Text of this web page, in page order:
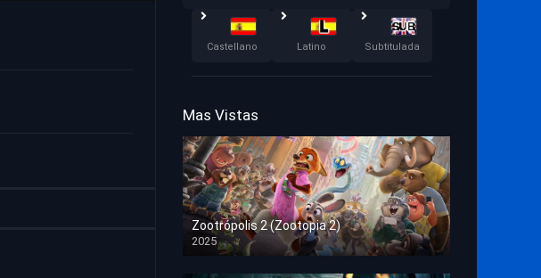
Castellano Latino Subtitulada
Mas Vistas
Zootrópolis 2 (Zootopia 2)
2025
HD 1080p